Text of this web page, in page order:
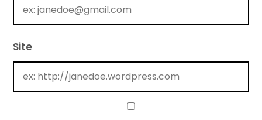
Site